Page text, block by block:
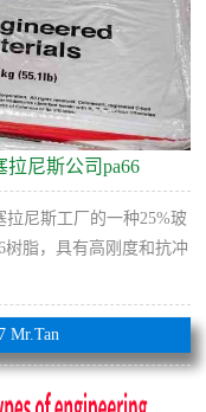
拉尼斯公司pa66
拉尼斯工厂的一种25%玻
脂，具有高刚度和抗冲
Mr.Tan